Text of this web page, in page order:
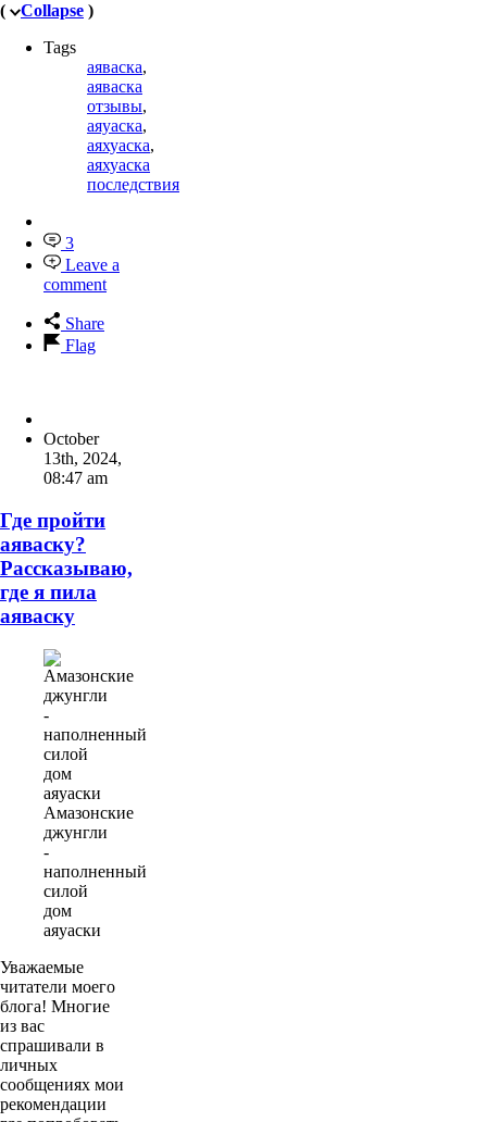
(
Collapse )
Tags
аяваска,
аяваска
отзывы,
аяуаска,
аяхуаска,
аяхуаска
последствия
3
Leave a
comment
Share
Flag
October
13th, 2024,
08:47 am
Где пройти
аяваску?
Рассказываю,
где я пила
аяваску
Амазонские
джунгли
-
наполненный
силой
дом
аяуаски
Уважаемые
читатели моего
блога! Многие
из вас
спрашивали в
личных
сообщениях мои
рекомендации